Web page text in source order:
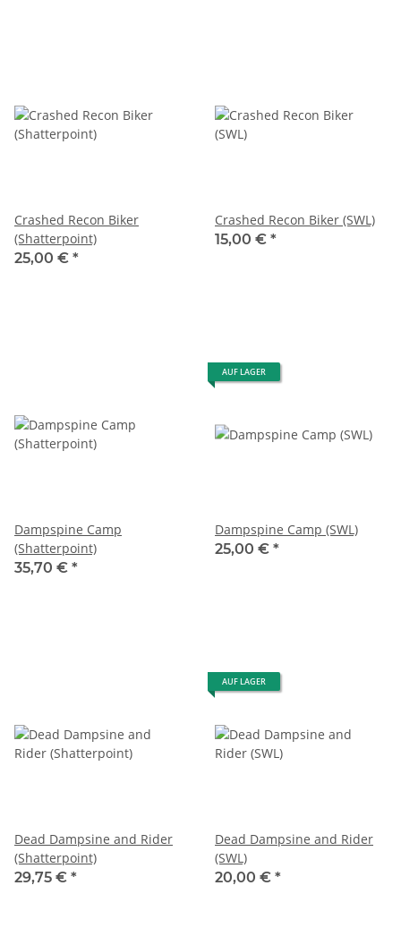
Crashed Recon Biker
(Shatterpoint)
25,00 € *
Crashed Recon Biker (SWL)
15,00 € *
Dampspine Camp
(Shatterpoint)
35,70 € *
AUF LAGER
Dampspine Camp (SWL)
25,00 € *
Dead Dampsine and Rider
(Shatterpoint)
29,75 € *
AUF LAGER
Dead Dampsine and Rider
(SWL)
20,00 € *